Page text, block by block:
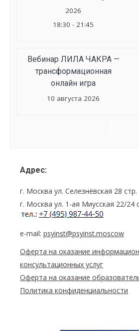
2026
18:30 - 21:45
Вебинар ЛИЛА ЧАКРА —
трансформационная
онлайн игра
10 августа 2026
Адрес:
г. Москва ул. Селезнёвская 28 стр.
г. Москва ул. 1-ая Миусская 22/24
e-mail: psyinst@psyinst.moscow
Оферта на оказание
консультационных услуг
Оферта на оказание
Политика конфиденциальности